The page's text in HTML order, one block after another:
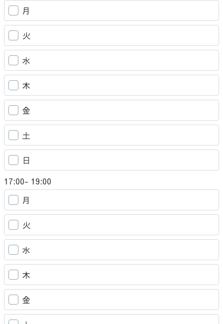
月
火
水
木
金
土
日
17:00- 19:00
月
火
水
木
金